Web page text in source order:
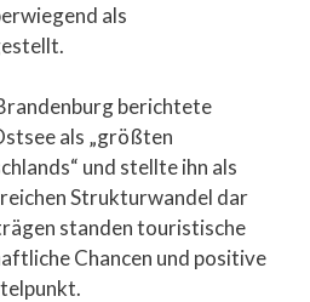
als
berichtete
als „größten
und stellte ihn als
Strukturwandel dar
standen touristische
Chancen und positive